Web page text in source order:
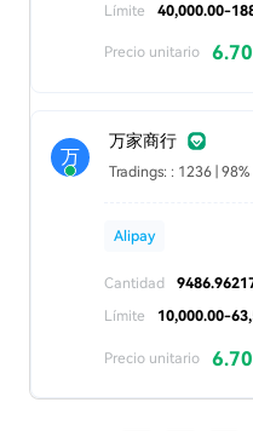
Límite
40,000.00-
Precio unitario
万
万家商行
Tradings: : 1236 | 98%
Alipay
Cantidad
Límite
10,000.00-
Precio unitario